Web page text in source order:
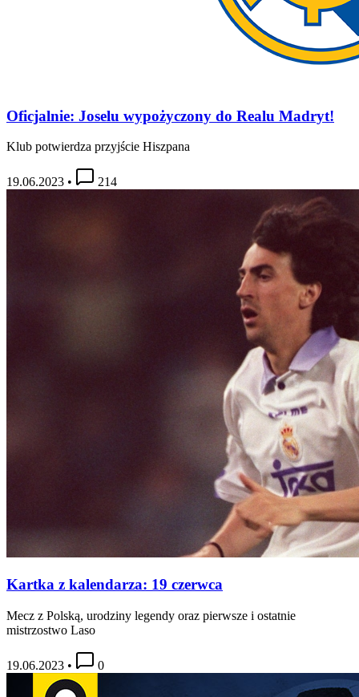
Oficjalnie: Joselu wypożyczony do Realu Madryt!
Klub potwierdza przyjście Hiszpana
19.06.2023 • 214
Kartka z kalendarza: 19 czerwca
Mecz z Polską, urodziny legendy oraz pierwsze i ostatnie
mistrzostwo Laso
19.06.2023 • 0